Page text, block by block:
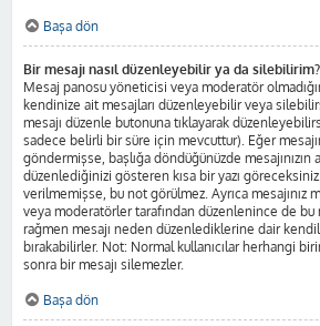
Başa dön
Bir mesajı nasıl düzenleyebilir ya da silebilirim?
Mesaj panosu yöneticisi veya moderatör
kendinize ait mesajları düzenleyebilir veya
mesajı düzenle butonuna tıklayarak
sadece belirli bir süre için mevcuttur). Eğer
göndermişse, başlığa döndüğünüzde mesajınızın
düzenlediğinizi gösteren kısa bir yazı
verilmemişse, bu not görülmez. Ayrıca mesajınız
veya moderatörler tarafından düzenlenince de bu
rağmen mesajı neden düzenlediklerine dair
bırakabilirler. Not: Normal kullanıcılar herhangi
sonra bir mesajı silemezler.
Başa dön